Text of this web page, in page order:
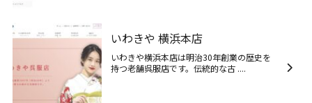
いわきや 横浜本店
いわきや横浜本店は明治30年創業の歴史を
持つ老舗呉服店です。伝統的な古 ....